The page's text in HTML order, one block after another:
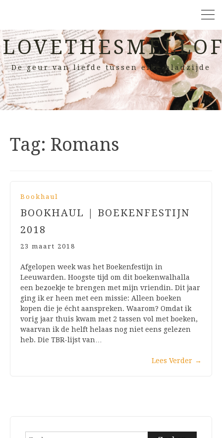
De geur van liefde tussen elke bladzijde
Tag: Romans
Bookhaul
BOOKHAUL | BOEKENFESTIJN
2018
23 maart 2018
Afgelopen week was het Boekenfestijn in
Leeuwarden. Hoogste tijd om dit boekenwalhalla
een bezoekje te brengen met mijn vriendin. Dit jaar
ging ik er heen met een missie: Alleen boeken
kopen die je écht aanspreken. Waarom? Omdat ik
vorig jaar thuis kwam met 2 tassen vol met boeken,
waarvan ik de helft helaas nog niet eens gelezen
heb. Die TBR-lijst van…
Lees Verder →
Zoeken